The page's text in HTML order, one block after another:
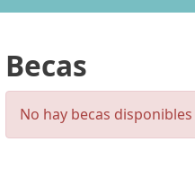
Becas
No hay becas